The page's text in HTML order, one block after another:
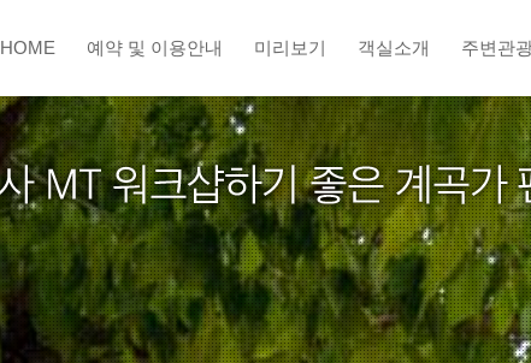
HOME 예약 및 이용안내 미리보기 객실소개 주변관